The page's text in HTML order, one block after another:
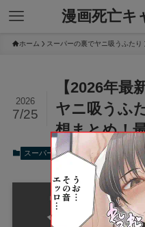
漫画死亡キ
ホーム スーパーの裏でヤニ吸うふたり
【2026年
ヤニ吸うふ
想まとめ！
2026
7/25
スーパーの裏でヤニ吸うふたり